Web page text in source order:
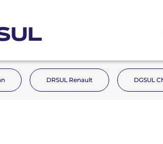
DRSUL Renault DGSUL